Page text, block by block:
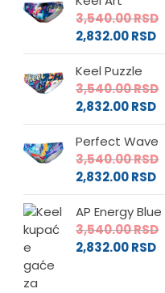
3,540.00RSD
2,832.00RSD
Keel Puzzle
3,540.00RSD
2,832.00RSD
Perfect Wave
3,540.00RSD
2,832.00RSD
AP Energy Blue
3,540.00RSD
2,832.00RSD